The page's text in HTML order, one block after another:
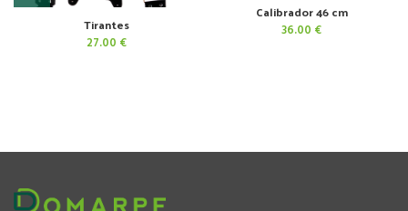
Tirantes
27.00 €
Calibrador 46 cm
36.00 €